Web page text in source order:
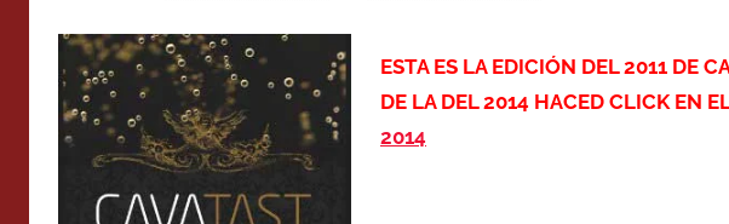
ESTA ES LA EDICIÓN DEL 2011 DE
DE LA DEL 2014 HACED CLICK EN
2014